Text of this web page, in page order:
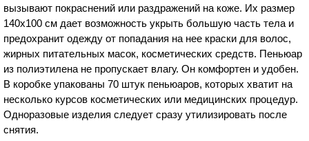
вызывают покраснений или раздражений на коже. Их размер
140х100 см дает возможность укрыть большую часть тела и
предохранит одежду от попадания на нее краски для волос,
жирных питательных масок, косметических средств. Пеньюар
из полиэтилена не пропускает влагу. Он комфортен и удобен.
В коробке упакованы 70 штук пеньюаров, которых хватит на
несколько курсов косметических или медицинских процедур.
Одноразовые изделия следует сразу утилизировать после
снятия.